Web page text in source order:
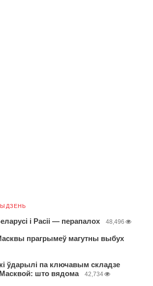
і Расіі — перапалох 48,496
прагрымеў магутны выбух
ўдарылі па ключавым складзе
што вядома
42,734